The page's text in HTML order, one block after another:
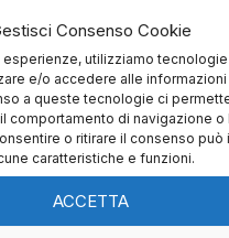
Consenso Cookie
utilizziamo
e/o accedere alle informazioni
a queste tecnologie ci
comportamento di navigazione o
o ritirare il consenso può
caratteristiche e funzioni.
ACCETTA
subito per
maggiori